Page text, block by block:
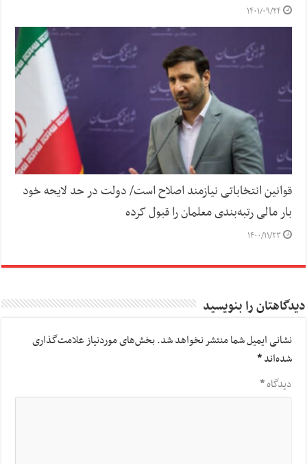
۱۴۰۱/۰۹/۲۴
قوانین انتخاباتی نیازمند اصلاح است/ دولت در حد لایحه خود
بار مالی رتبه‌بندی معلمان را قبول کرده
۱۴۰۰/۱۱/۲۳
دیدگاهتان را بنویسید
نشانی ایمیل شما منتشر نخواهد شد.بخش‌های موردنیاز علامت‌گذاری
شده‌اند*
دیدگاه*